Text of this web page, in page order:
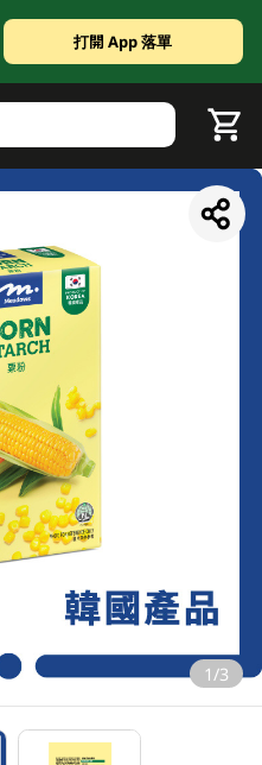
打開 App 落單
1/3